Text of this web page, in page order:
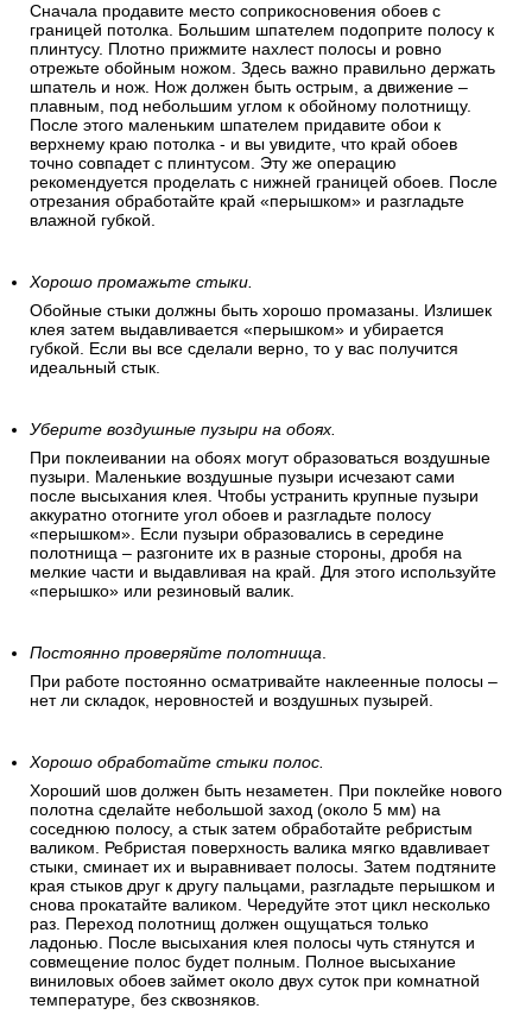
Сначала продавите место соприкосновения обоев с
границей потолка. Большим шпателем подоприте полосу к
плинтусу. Плотно прижмите нахлест полосы и ровно
отрежьте обойным ножом. Здесь важно правильно держать
шпатель и нож. Нож должен быть острым, а движение –
плавным, под небольшим углом к обойному полотнищу.
После этого маленьким шпателем придавите обои к
верхнему краю потолка - и вы увидите, что край обоев
точно совпадет с плинтусом. Эту же операцию
рекомендуется проделать с нижней границей обоев. После
отрезания обработайте край «перышком» и разгладьте
влажной губкой.
Хорошо промажьте стыки.
Обойные стыки должны быть хорошо промазаны. Излишек
клея затем выдавливается «перышком» и убирается
губкой. Если вы все сделали верно, то у вас получится
идеальный стык.
Уберите воздушные пузыри на обоях.
При поклеивании на обоях могут образоваться воздушные
пузыри. Маленькие воздушные пузыри исчезают сами
после высыхания клея. Чтобы устранить крупные пузыри
аккуратно отогните угол обоев и разгладьте полосу
«перышком». Если пузыри образовались в середине
полотнища – разгоните их в разные стороны, дробя на
мелкие части и выдавливая на край. Для этого используйте
«перышко» или резиновый валик.
Постоянно проверяйте полотнища.
При работе постоянно осматривайте наклеенные полосы –
нет ли складок, неровностей и воздушных пузырей.
Хорошо обработайте стыки полос.
Хороший шов должен быть незаметен. При поклейке нового
полотна сделайте небольшой заход (около 5 мм) на
соседнюю полосу, а стык затем обработайте ребристым
валиком. Ребристая поверхность валика мягко вдавливает
стыки, сминает их и выравнивает полосы. Затем подтяните
края стыков друг к другу пальцами, разгладьте перышком и
снова прокатайте валиком. Чередуйте этот цикл несколько
раз. Переход полотнищ должен ощущаться только
ладонью. После высыхания клея полосы чуть стянутся и
совмещение полос будет полным. Полное высыхание
виниловых обоев займет около двух суток при комнатной
температуре, без сквозняков.